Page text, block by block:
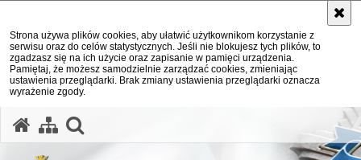
Strona używa plików cookies, aby ułatwić użytkownikom korzystanie z
serwisu oraz do celów statystycznych. Jeśli nie blokujesz tych plików, to
zgadzasz się na ich użycie oraz zapisanie w pamięci urządzenia.
Pamiętaj, że możesz samodzielnie zarządzać cookies, zmieniając
ustawienia przeglądarki. Brak zmiany ustawienia przeglądarki oznacza
wyrażenie zgody.